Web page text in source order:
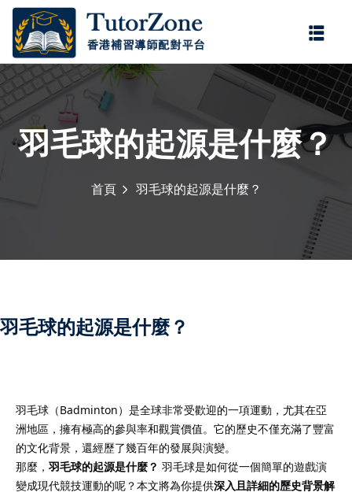
羽毛球的起源是什麼？
首頁 羽毛球的起源是什麼？
羽毛球的起源是什麼？
羽毛球（Badminton）是全球非常受歡迎的一項運動，尤其在亞
洲地區，擁有極高的參與率和觀賞價值。它的歷史不僅充滿了豐富
的文化背景，還經歷了幾百年的發展與演變。
那麼， 羽毛球的起源是什麼？ 羽毛球是如何從一個簡單的遊戲演
變成現代競技運動的呢？本文將為你提供深入且詳細的歷史背景解
登錄